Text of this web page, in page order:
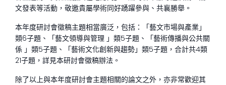
文發表等活動，敬邀貴屬學術同好踴躍參與、共襄勝舉。
本年度研討會徵稿主題相當廣泛，包括：「藝文市場與產業」
類6子題、「藝文領導與管理 」類5子題、「藝術傳播與公共關
係 」類5子題、「藝術文化創新與趨勢」類5子題，合計共4類
21子題，詳見本研討會徵稿辦法。
除了以上與本年度研討會主題相關的論文之外，亦非常歡迎其